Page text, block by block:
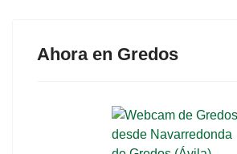
Ahora en Gredos